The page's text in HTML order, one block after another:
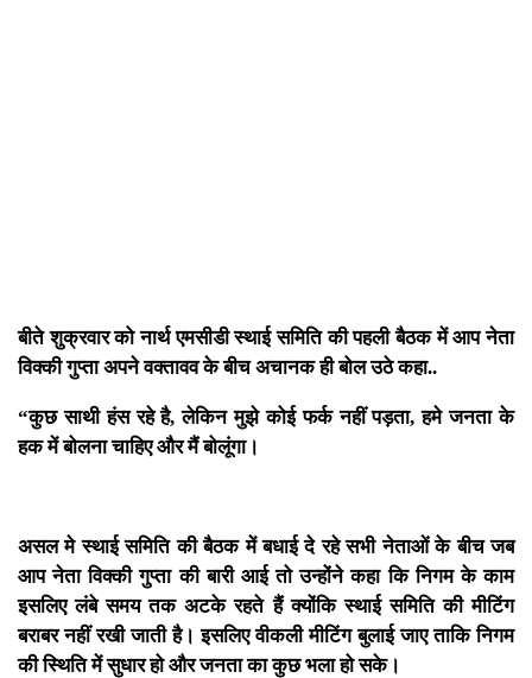
बीते शुक्रवार को नार्थ एमसीडी स्थाई समिति की पहली बैठक में आप नेता
विक्की गुप्ता अपने वक्तावव के बीच अचानक ही बोल उठे कहा..
“कुछ साथी हंस रहे है, लेकिन मुझे कोई फर्क नहीं पड़ता, हमे जनता के
हक में बोलना चाहिए और मैं बोलूंगा।
असल मे स्थाई समिति की बैठक में बधाई दे रहे सभी नेताओं के बीच जब
आप नेता विक्की गुप्ता की बारी आई तो उन्होंने कहा कि निगम के काम
इसलिए लंबे समय तक अटके रहते हैं क्योंकि स्थाई समिति की मीटिंग
बराबर नहीं रखी जाती है। इसलिए वीकली मीटिंग बुलाई जाए ताकि निगम
की स्थिति में सुधार हो और जनता का कुछ भला हो सके।